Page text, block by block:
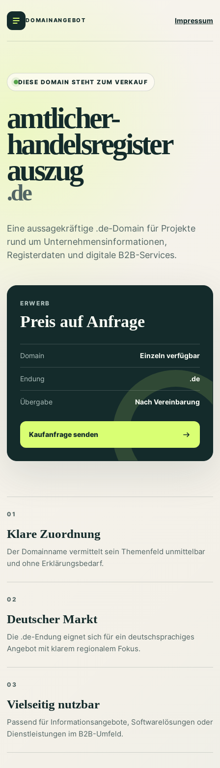
DOMAINANGEBOT Impressum
DIESE DOMAIN STEHT ZUM VERKAUF
amtlicher-
handelsregister
auszug
.de
Eine aussagekräftige .de-Domain für Projekte
rund um Unternehmensinformationen,
Registerdaten und digitale B2B-Services.
ERWERB
Preis auf Anfrage
Domain Einzeln verfügbar
Endung .de
Übergabe Nach Vereinbarung
Kaufanfrage senden
01
Klare Zuordnung
Der Domainname vermittelt sein Themenfeld unmittelbar
und ohne Erklärungsbedarf.
02
Deutscher Markt
Die .de-Endung eignet sich für ein deutschsprachiges
Angebot mit klarem regionalem Fokus.
03
Vielseitig nutzbar
Passend für Informationsangebote, Softwarelösungen oder
Dienstleistungen im B2B-Umfeld.